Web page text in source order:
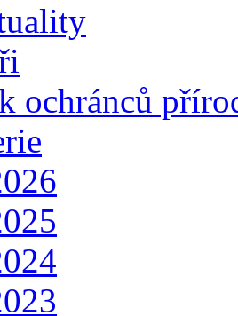
ochránců